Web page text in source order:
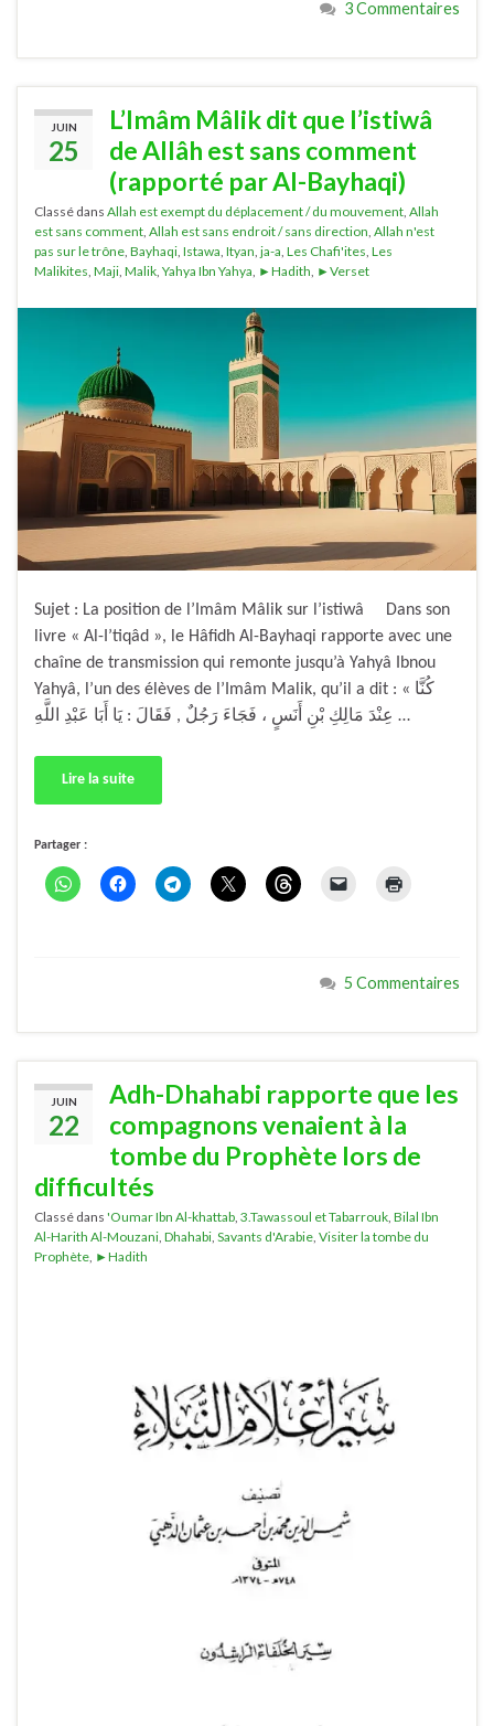
3 Commentaires
JUIN
25
L’Imâm Mâlik dit que l’istiwâ
de Allâh est sans comment
(rapporté par Al-Bayhaqi)
Classé dans Allah est exempt du déplacement / du mouvement, Allah
est sans comment, Allah est sans endroit / sans direction, Allah n'est
pas sur le trône, Bayhaqi, Istawa, Ityan, ja-a, Les Chafi'ites, Les
Malikites, Maji, Malik, Yahya Ibn Yahya, ►Hadith, ►Verset
Sujet : La position de l’Imâm Mâlik sur l’istiwâ Dans son
livre « Al-I’tiqâd », le Hâfidh Al-Bayhaqi rapporte avec une
chaîne de transmission qui remonte jusqu’à Yahyâ Ibnou
Yahyâ, l’un des élèves de l’Imâm Malik, qu’il a dit : « كُنَّا
عِنْدَ مَالِكِ بْنِ أَنَسٍ ، فَجَاءَ رَجُلٌ , فَقَالَ : يَا أَبَا عَبْدِ اللَّهِ …
Lire la suite
Partager :
5 Commentaires
JUIN
22
Adh-Dhahabi rapporte que les
compagnons venaient à la
tombe du Prophète lors de
difficultés
Classé dans 'Oumar Ibn Al-khattab, 3.Tawassoul et Tabarrouk, Bilal Ibn
Al-Harith Al-Mouzani, Dhahabi, Savants d'Arabie, Visiter la tombe du
Prophète, ►Hadith